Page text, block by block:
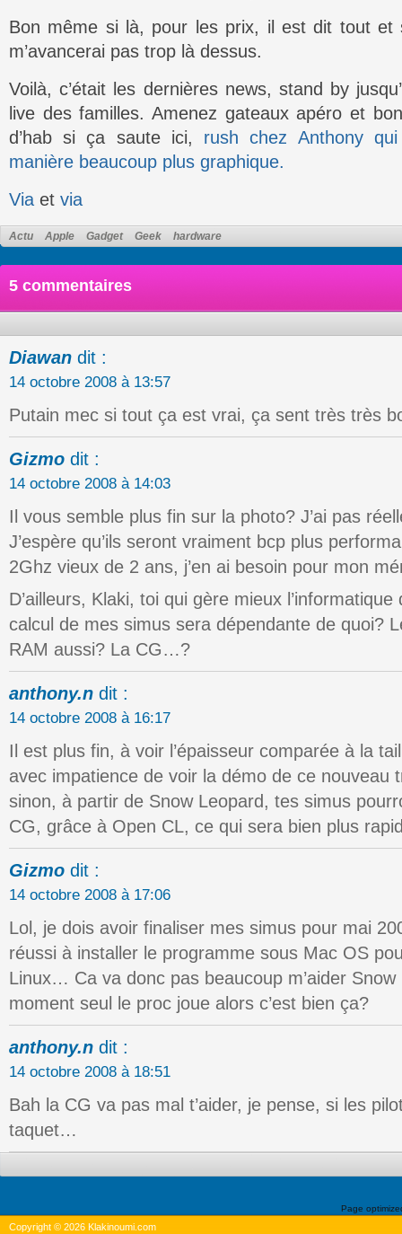
Bon même si là, pour les prix, il est dit tout et
m’avancerai pas trop là dessus.
Voilà, c’était les dernières news, stand by
live des familles. Amenez gateaux apéro et
d’hab si ça saute ici, rush chez Anthony
manière beaucoup plus graphique.
Via et via
Actu Apple Gadget Geek hardware
5 commentaires
Diawan dit :
14 octobre 2008 à 13:57
Putain mec si tout ça est vrai, ça sent très très
Gizmo dit :
14 octobre 2008 à 14:03
Il vous semble plus fin sur la photo? J’ai pas
J’espère qu’ils seront vraiment bcp plus
2Ghz vieux de 2 ans, j’en ai besoin pour mon
D’ailleurs, Klaki, toi qui gère mieux
calcul de mes simus sera dépendante de quoi?
RAM aussi? La CG…?
anthony.n dit :
14 octobre 2008 à 16:17
Il est plus fin, à voir l’épaisseur comparée à la
avec impatience de voir la démo de ce
sinon, à partir de Snow Leopard, tes simus
CG, grâce à Open CL, ce qui sera bien plus
Gizmo dit :
14 octobre 2008 à 17:06
Lol, je dois avoir finaliser mes simus pour mai
réussi à installer le programme sous Mac OS
Linux… Ca va donc pas beaucoup m’aider
moment seul le proc joue alors c’est bien ça?
anthony.n dit :
14 octobre 2008 à 18:51
Bah la CG va pas mal t’aider, je pense, si les
taquet…
Page
Copyright © 2026 Klakinoumi.com